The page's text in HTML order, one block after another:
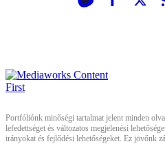
Portfóliónk minőségi tartalmat jelent minden
lefedettséget és változatos megjelenési
irányokat és fejlődési lehetőségeket. Ez jövőnk